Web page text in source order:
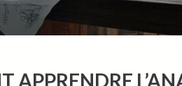
APPRENDRE